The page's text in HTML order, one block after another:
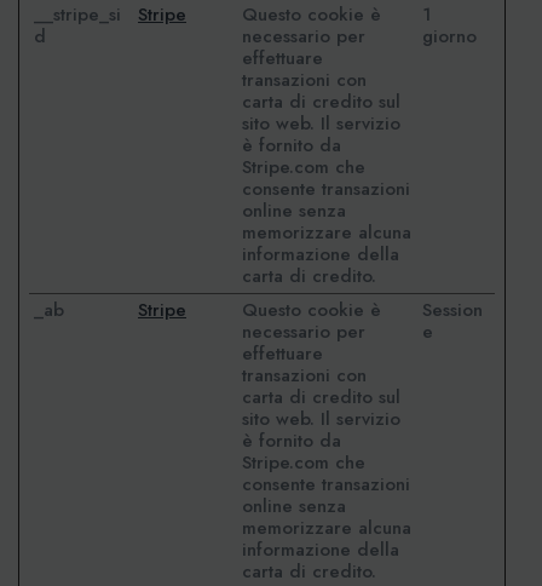
__stripe_si
d
Stripe
Questo cookie è
necessario per
effettuare
transazioni con
carta di credito sul
sito web. Il servizio
è fornito da
Stripe.com che
consente transazioni
online senza
memorizzare alcuna
informazione della
carta di credito.
1
giorno
_ab Stripe
Questo cookie è
necessario per
effettuare
transazioni con
carta di credito sul
sito web. Il servizio
è fornito da
Stripe.com che
consente transazioni
online senza
memorizzare alcuna
informazione della
carta di credito.
Session
e